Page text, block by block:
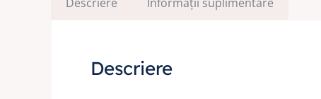
Descriere